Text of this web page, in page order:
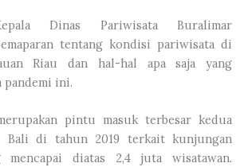
Dinas Pariwisata Buralimar
tentang kondisi pariwisata di
Riau dan hal-hal apa saja yang
pandemi ini.
pintu masuk terbesar kedua
Bali di tahun 2019 terkait kunjungan
mencapai diatas 2,4 juta wisatawan.